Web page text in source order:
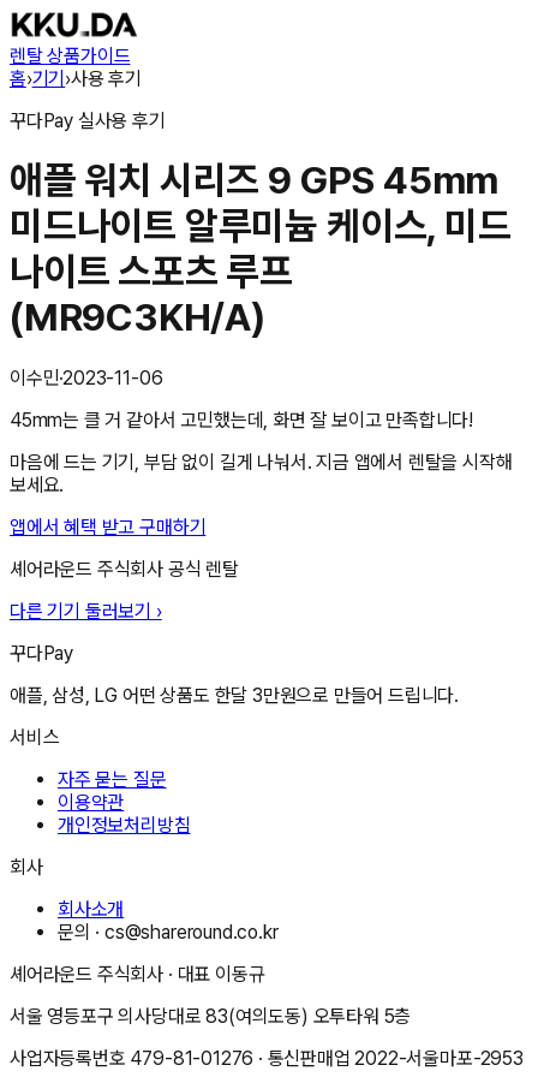
렌탈 상품가이드
홈›기기›사용 후기
꾸다Pay 실사용 후기
애플 워치 시리즈 9 GPS 45mm
미드나이트 알루미늄 케이스, 미드
나이트 스포츠 루프
(MR9C3KH/A)
이수민·2023-11-06
45mm는 클 거 같아서 고민했는데, 화면 잘 보이고 만족합니다!
마음에 드는 기기, 부담 없이 길게 나눠서. 지금 앱에서 렌탈을 시작해
보세요.
앱에서 혜택 받고 구매하기
셰어라운드 주식회사 공식 렌탈
다른 기기 둘러보기 ›
꾸다Pay
애플, 삼성, LG 어떤 상품도 한달 3만원으로 만들어 드립니다.
서비스
자주 묻는 질문
이용약관
개인정보처리방침
회사
회사소개
문의 ·cs@shareround.co.kr
셰어라운드 주식회사 · 대표 이동규
서울 영등포구 의사당대로 83(여의도동) 오투타워 5층
사업자등록번호 479-81-01276 · 통신판매업2022-서울마포-2953